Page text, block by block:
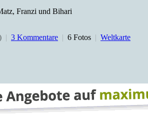
Franzi und Bihari
| 3 Kommentare | 6 Fotos | Weltkarte